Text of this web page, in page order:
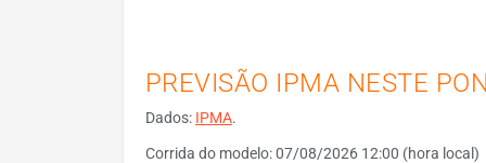
PREVISÃO IPMA NESTE
Dados: IPMA.
Corrida do modelo: 07/08/2026 12:00 (hora local)